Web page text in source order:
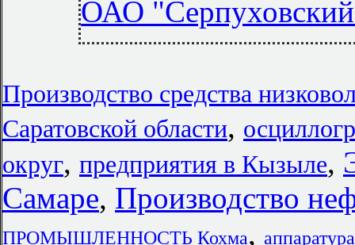
ОАО "Серпуховский
Производство средства
Саратовской области,
округ, предприятия в Кызыле,
Самаре, Производство
ПРОМЫШЛЕННОСТЬ Кохма,